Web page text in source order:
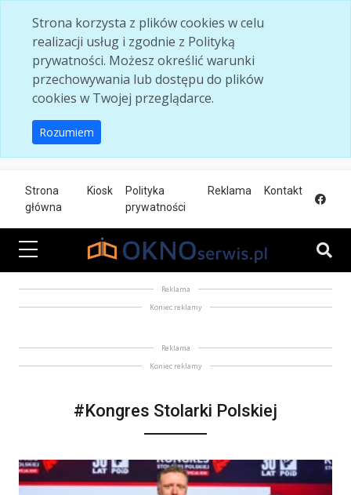
Strona korzysta z plików cookies w celu
realizacji usług i zgodnie z Polityką
prywatności. Możesz określić warunki
przechowywania lub dostępu do plików
cookies w Twojej przeglądarce.
Rozumiem
Strona
główna
Kiosk
Polityka
prywatności
Reklama Kontakt
Reklama
Koniec reklamy
Reklama
Koniec reklamy
#Kongres Stolarki Polskiej